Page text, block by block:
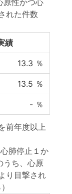
原性かつ心
れた件数
績
13.3 ％
13.5 ％
- ％
前年度以上
肺停止１か
うち、心原
り目撃され